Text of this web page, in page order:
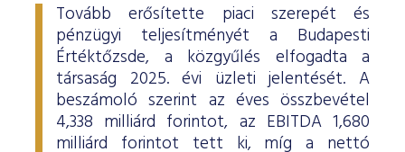
Tovább erősítette piaci szerepét és
pénzügyi teljesítményét a Budapesti
Értéktőzsde, a közgyűlés elfogadta a
társaság 2025. évi üzleti jelentését. A
beszámoló szerint az éves összbevétel
4,338 milliárd forintot, az EBITDA 1,680
milliárd forintot tett ki, míg a nettó